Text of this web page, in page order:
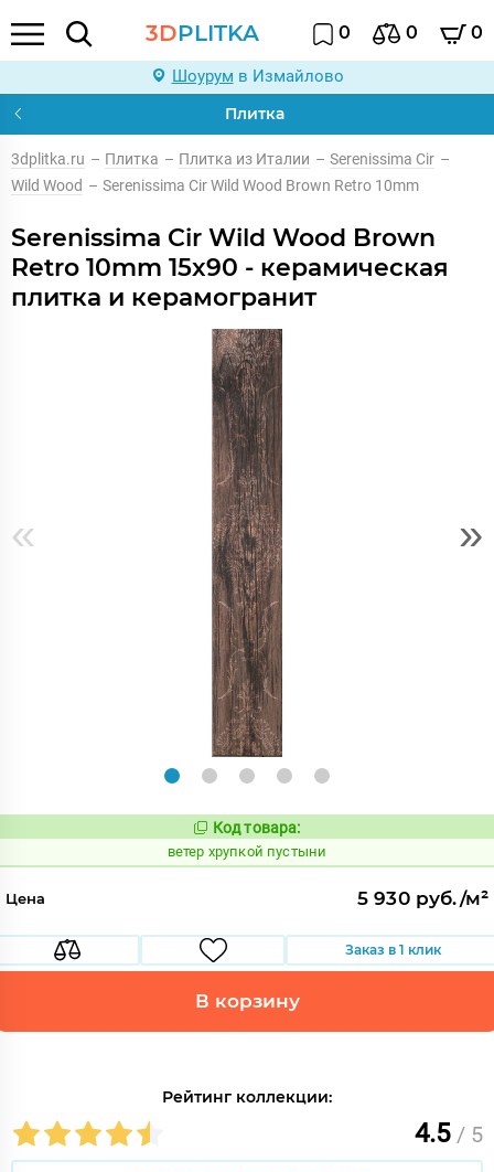
3DPLITKA 0 0 0
Шоурум в Измайлово
Плитка
3dplitka.ru – Плитка – Плитка из Италии – Serenissima Cir –
Wild Wood – Serenissima Cir Wild Wood Brown Retro 10mm
Serenissima Cir Wild Wood Brown
Retro 10mm 15x90 - керамическая
плитка и керамогранит
« »
Код:
123700
Код товара:
ветер хрупкой пустыни
Цена 5 930 руб./м²
Заказ в 1 клик
В корзину
Рейтинг коллекции:
4.5 / 5